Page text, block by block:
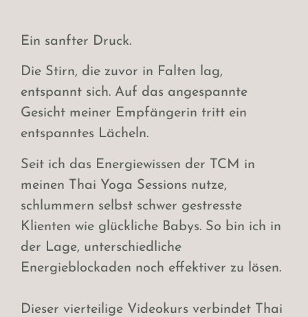
Ein sanfter Druck.
Die Stirn, die zuvor in Falten lag,
entspannt sich. Auf das angespannte
Gesicht meiner Empfängerin tritt ein
entspanntes Lächeln.
Seit ich das Energiewissen der TCM in
meinen Thai Yoga Sessions nutze,
schlummern selbst schwer gestresste
Klienten wie glückliche Babys. So bin ich in
der Lage, unterschiedliche
Energieblockaden noch effektiver zu lösen.
Dieser vierteilige Videokurs verbindet Thai